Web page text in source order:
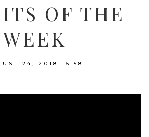
OF THE
WEEK
24, 2018 15:58